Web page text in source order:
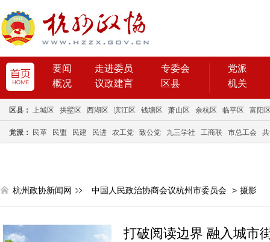
要闻 走进委员
专委会
概况
议政建言 区县
党派
机关
区县： 上城区 拱墅区 西湖区 滨江区 钱塘区 萧山区 余杭区 临平区 富阳
党派： 民革 民盟 民建 民进 农工党 致公党 九三学社 工商联 市总工会
杭州政协新闻网 中国人民政治协商会议杭州市委员会 > 摄影
打破阅读边界 融入城市